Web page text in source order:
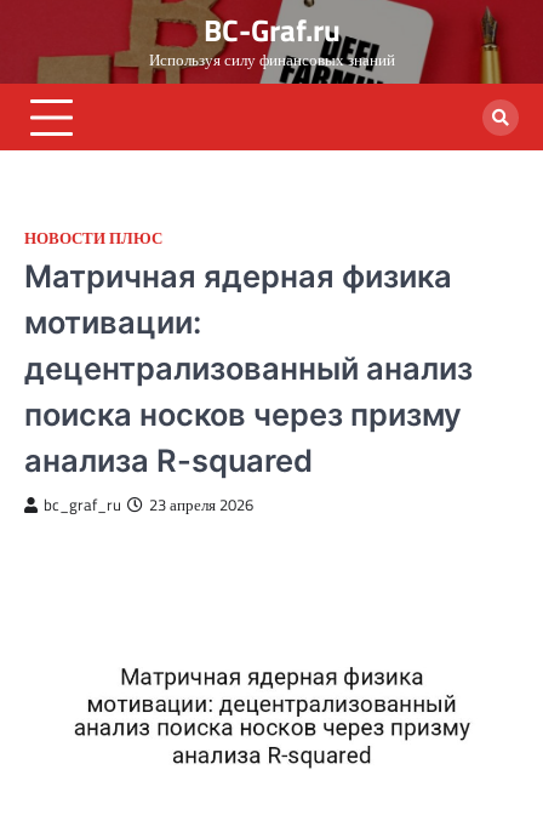
content
BC-Graf.ru
Используя силу финансовых знаний
НОВОСТИ ПЛЮС
Матричная ядерная физика
мотивации:
децентрализованный анализ
поиска носков через призму
анализа R-squared
bc_graf_ru 23 апреля 2026